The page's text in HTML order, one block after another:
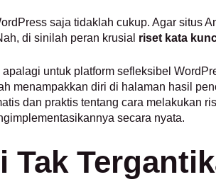
saja tidaklah cukup. Agar situs
di sinilah peran krusial riset kata
untuk platform sefleksibel
menampakkan diri di halaman hasil
dan praktis tentang cara melakukan
secara nyata.
Tak